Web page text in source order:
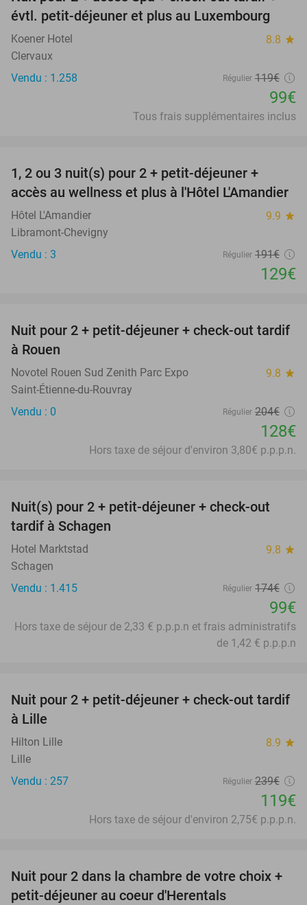
évtl. petit-déjeuner et plus au Luxembourg
Koener Hotel 8.8 star
Clervaux
Vendu : 1.258
Régulier 119€
99€
Tous frais supplémentaires inclus
TODAY
1, 2 ou 3 nuit(s) pour 2 + petit-déjeuner +
accès au wellness et plus à l'Hôtel L'Amandier
Hôtel L'Amandier 9.9 star
Libramont-Chevigny
Vendu : 3
Régulier 191€
129€
37%
Nuit pour 2 + petit-déjeuner + check-out tardif
à Rouen
Novotel Rouen Sud Zenith Parc Expo 9.8 star
Saint-Étienne-du-Rouvray
Vendu : 0
Régulier 204€
128€
Hors taxe de séjour d'environ 3,80€ p.p.p.n.
43%
Nuit(s) pour 2 + petit-déjeuner + check-out
tardif à Schagen
Hotel Marktstad 9.8 star
Schagen
Vendu : 1.415
Régulier 174€
99€
Hors taxe de séjour de 2,33 € p.p.p.n et frais administratifs
de 1,42 € p.p.p.n
50%
Nuit pour 2 + petit-déjeuner + check-out tardif
à Lille
Hilton Lille 8.9 star
Lille
Vendu : 257
Régulier 239€
119€
Hors taxe de séjour d'environ 2,75€ p.p.p.n.
43%
Nuit pour 2 dans la chambre de votre choix +
petit-déjeuner au coeur d'Herentals